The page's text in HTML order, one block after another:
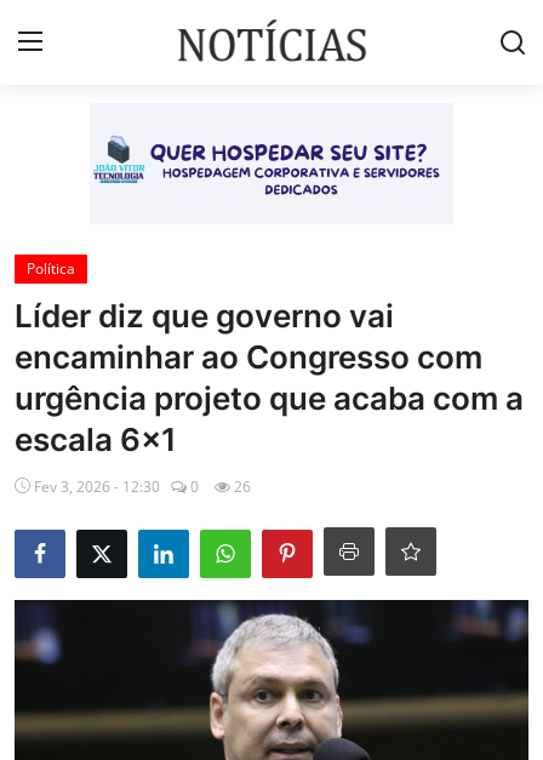
Login
Brasil
Esportes
Vales de Minas
Celebridades e Famosos
Política
Líder diz que governo vai
encaminhar ao Congresso com
urgência projeto que acaba com a
escala 6x1
Fev 3, 2026 - 12:30 0 26